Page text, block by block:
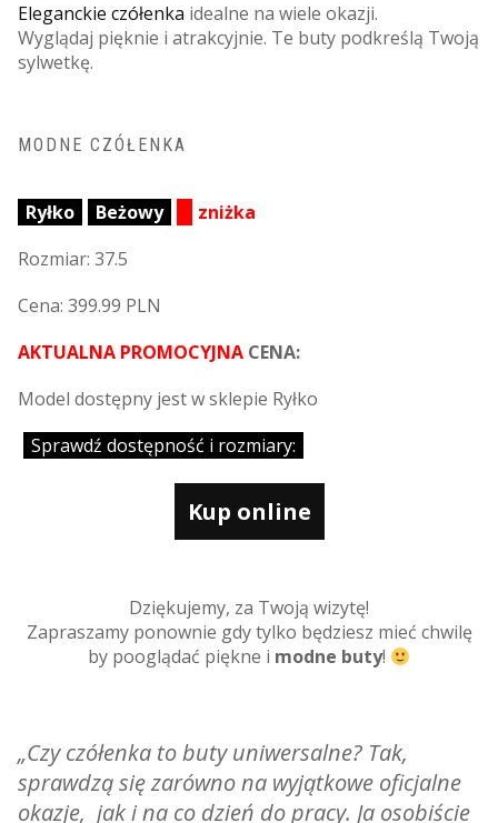
Eleganckie czółenka idealne na wiele okazji.
Wyglądaj pięknie i atrakcyjnie. Te buty podkreślą Twoją
sylwetkę.
MODNE CZÓŁENKA
Ryłko Beżowy
zniżka
Rozmiar: 37.5
Cena: 399.99 PLN
AKTUALNA PROMOCYJNA CENA:
Model dostępny jest w sklepie Ryłko
Sprawdź dostępność i rozmiary:
Kup online
Dziękujemy, za Twoją wizytę!
Zapraszamy ponownie gdy tylko będziesz mieć chwilę
by pooglądać piękne i modne buty!
„Czy czółenka to buty uniwersalne? Tak,
sprawdzą się zarówno na wyjątkowe oficjalne
okazje, jak i na co dzień do pracy. Ja osobiście